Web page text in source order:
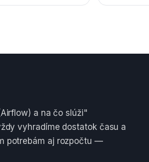
a na čo slúži"
vyhradíme dostatok času a
potrebám aj rozpočtu —